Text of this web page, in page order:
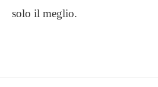
solo il meglio.